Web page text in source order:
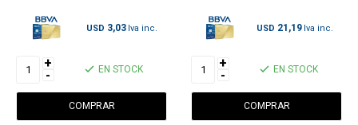
USD 3,03
+
- EN STOCK
USD 21,19
+
- EN STOCK